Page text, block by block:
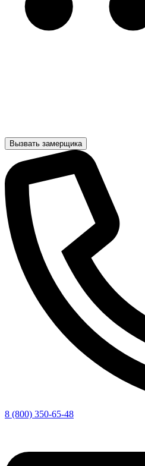
Вызвать замерщика
8 (800) 350-65-48